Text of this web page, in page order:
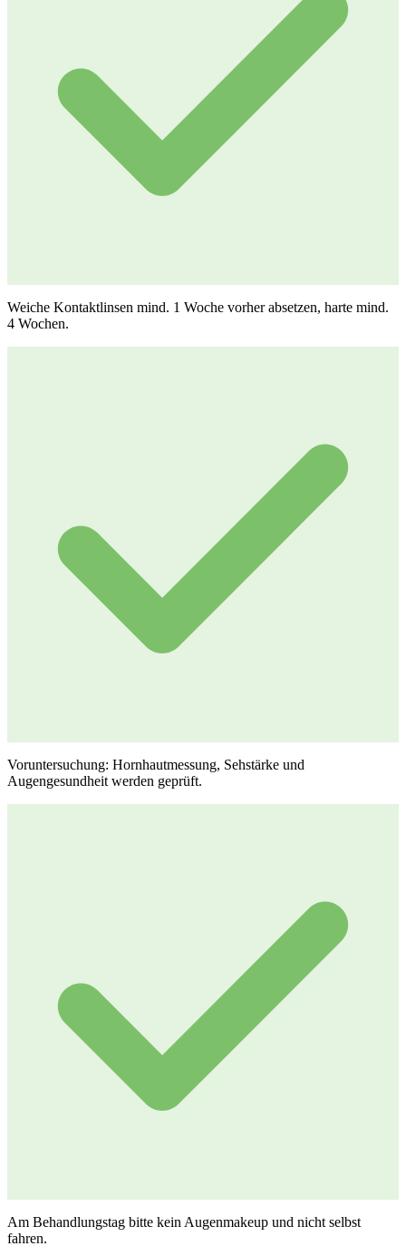
Weiche Kontaktlinsen mind. 1 Woche vorher absetzen, harte mind.
4 Wochen.
Voruntersuchung: Hornhautmessung, Sehstärke und
Augengesundheit werden geprüft.
Am Behandlungstag bitte kein Augenmakeup und nicht selbst
fahren.